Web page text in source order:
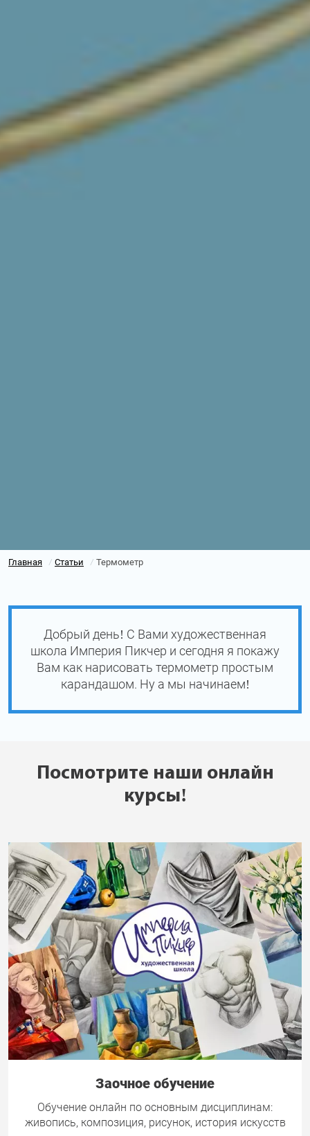
Главная / Статьи / Термометр
Добрый день! С Вами художественная
школа Империя Пикчер и сегодня я покажу
Вам как нарисовать термометр простым
карандашом. Ну а мы начинаем!
Посмотрите наши онлайн
курсы!
Заочное обучение
Обучение онлайн по основным дисциплинам:
живопись, композиция, рисунок, история искусств